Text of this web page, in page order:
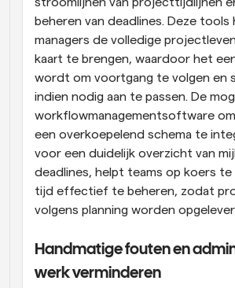
beheren van deadlines. Deze tools
managers de volledige
kaart te brengen, waardoor het
wordt om voortgang te volgen en
indien nodig aan te passen. De
workflowmanagementsoftware
een overkoepelend schema te
voor een duidelijk overzicht van
deadlines, helpt teams op koers te
tijd effectief te beheren, zodat
volgens planning worden
Handmatige fouten en
werk verminderen